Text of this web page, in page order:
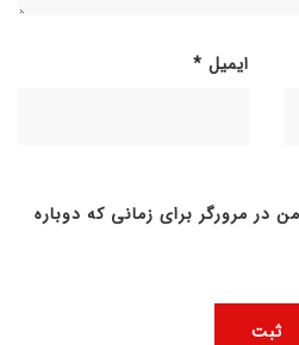
ایمیل *
در مرورگر برای زمانی که دوباره